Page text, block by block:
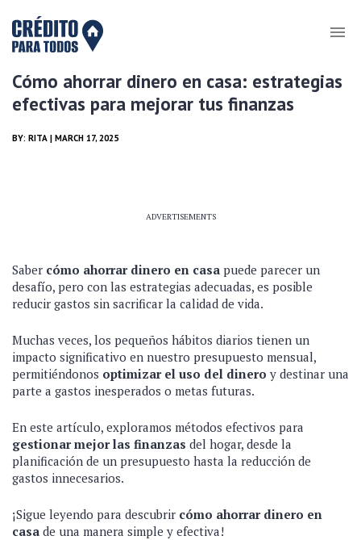
Cómo ahorrar dinero en casa: estrategias
efectivas para mejorar tus finanzas
BY: RITA | MARCH 17, 2025
ADVERTISEMENTS
Saber cómo ahorrar dinero en casa puede parecer un
desafío, pero con las estrategias adecuadas, es posible
reducir gastos sin sacrificar la calidad de vida.
Muchas veces, los pequeños hábitos diarios tienen un
impacto significativo en nuestro presupuesto mensual,
permitiéndonos optimizar el uso del dinero y destinar una
parte a gastos inesperados o metas futuras.
En este artículo, exploramos métodos efectivos para
gestionar mejor las finanzas del hogar, desde la
planificación de un presupuesto hasta la reducción de
gastos innecesarios.
¡Sigue leyendo para descubrir cómo ahorrar dinero en
casa de una manera simple y efectiva!